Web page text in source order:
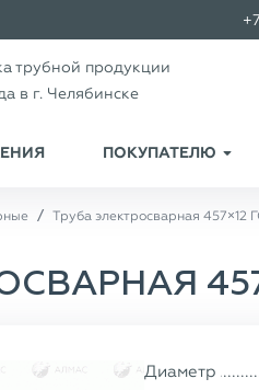
трубной продукции
в г. Челябинске
ПОКУПАТЕЛЮ
Труба электросварная 457×12
Диаметр